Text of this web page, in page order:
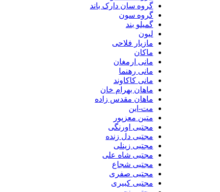
گروه سان دارک باند
گروه سون
گمیلو بند
لیون
مازیار فلاحی
ماکان
مانی ارمغان
مانی رهنما
مانی کاکاوند
ماهان بهرام خان
ماهان مقدس زاده
مت-این
متین معزپور
مجتبی اورنگی
مجتبی دل زنده
مجتبی زینلی
مجتبی شاه علی
مجتبی شجاع
مجتبی صفری
مجتبی کبیری